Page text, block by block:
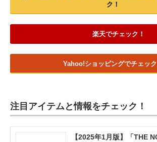
ク！
楽天でチェック！
Yahoo!ショッピングでチェック
注目アイテムと情報をチェック！
【2025年1月版】「THE